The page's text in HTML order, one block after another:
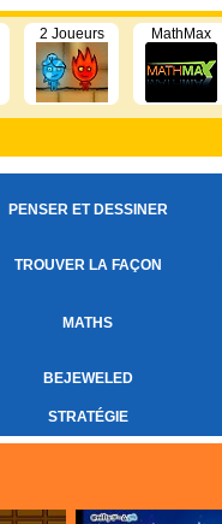
2 Joueurs MathMax
PENSER ET DESSINER
TROUVER LA FAÇON
MATHS
BEJEWELED
STRATÉGIE